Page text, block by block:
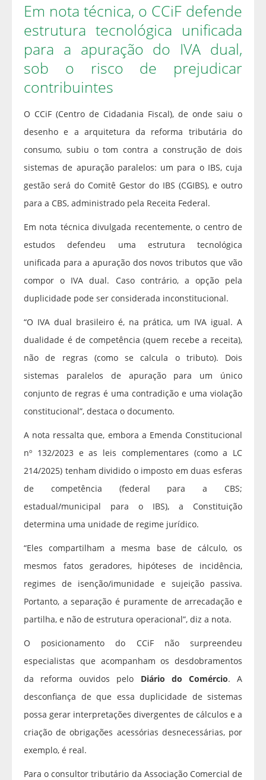
Em nota técnica, o CCiF defende
estrutura tecnológica unificada
para a apuração do IVA dual,
sob o risco de prejudicar
contribuintes
O CCiF (Centro de Cidadania Fiscal), de onde saiu o
desenho e a arquitetura da reforma tributária do
consumo, subiu o tom contra a construção de dois
sistemas de apuração paralelos: um para o IBS, cuja
gestão será do Comitê Gestor do IBS (CGIBS), e outro
para a CBS, administrado pela Receita Federal.
Em nota técnica divulgada recentemente, o centro de
estudos defendeu uma estrutura tecnológica
unificada para a apuração dos novos tributos que vão
compor o IVA dual. Caso contrário, a opção pela
duplicidade pode ser considerada inconstitucional.
“O IVA dual brasileiro é, na prática, um IVA igual. A
dualidade é de competência (quem recebe a receita),
não de regras (como se calcula o tributo). Dois
sistemas paralelos de apuração para um único
conjunto de regras é uma contradição e uma violação
constitucional”, destaca o documento.
A nota ressalta que, embora a Emenda Constitucional
nº 132/2023 e as leis complementares (como a LC
214/2025) tenham dividido o imposto em duas esferas
de competência (federal para a CBS;
estadual/municipal para o IBS), a Constituição
determina uma unidade de regime jurídico.
“Eles compartilham a mesma base de cálculo, os
mesmos fatos geradores, hipóteses de incidência,
regimes de isenção/imunidade e sujeição passiva.
Portanto, a separação é puramente de arrecadação e
partilha, e não de estrutura operacional”, diz a nota.
O posicionamento do CCiF não surpreendeu
especialistas que acompanham os desdobramentos
da reforma ouvidos pelo Diário do Comércio. A
desconfiança de que essa duplicidade de sistemas
possa gerar interpretações divergentes de cálculos e a
criação de obrigações acessórias desnecessárias, por
exemplo, é real.
Para o consultor tributário da Associação Comercial de